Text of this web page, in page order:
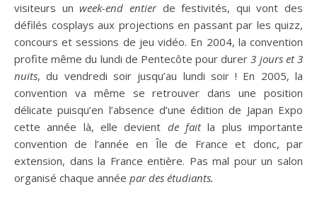
visiteurs unweek-end entier de festivités, qui vont des
défilés cosplays aux projections en passant par les quizz,
concours et sessions de jeu vidéo. En 2004, la convention
profite même du lundi de Pentecôte pour durer3 jours et 3
nuits, du vendredi soir jusqu’au lundi soir ! En 2005, la
convention va même se retrouver dans une position
délicate puisqu’en l’absence d’une édition de Japan Expo
cette année là, elle devient de faitla plus importante
convention de l’année en Île de France et donc, par
extension, dans la France entière. Pas mal pour un salon
organisé chaque année par des étudiants.